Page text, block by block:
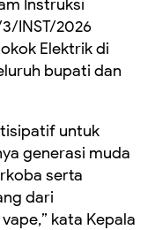
Instruksi
INST/2026
Elektrik di
bupati dan
untuk
generasi muda
serta
dari
kata Kepala